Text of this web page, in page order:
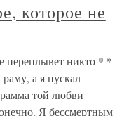
которое не
переплывет никто * *
а я пускал
той любви
Я бессмертным